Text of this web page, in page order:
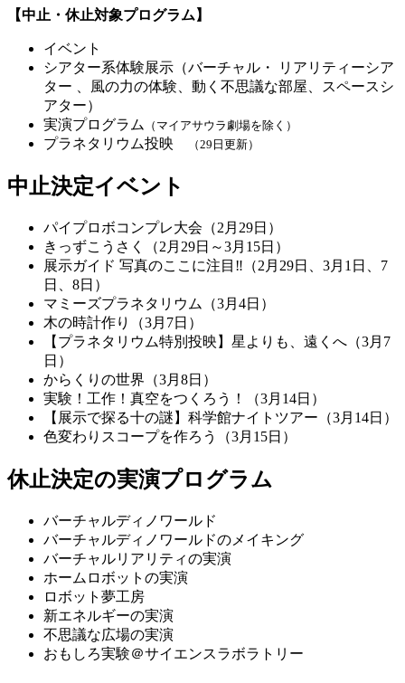
【中止・休止対象プログラム】
イベント
シアター系体験展示（バーチャル・ リアリティーシア
ター 、風の力の体験、動く不思議な部屋、スペースシ
アター）
実演プログラム
（マイアサウラ劇場を除く）
プラネタリウム投映 （29日更新）
中止決定イベント
パイプロボコンプレ大会（2月29日）
きっずこうさく（2月29日～3月15日）
展示ガイド 写真のここに注目‼（2月29日、3月1日、7
日、8日）
マミーズプラネタリウム（3月4日）
木の時計作り（3月7日）
【プラネタリウム特別投映】星よりも、遠くへ（3月7
日）
からくりの世界（3月8日）
実験！工作！真空をつくろう！（3月14日）
【展示で探る十の謎】科学館ナイトツアー（3月14日）
色変わりスコープを作ろう（3月15日）
休止決定の実演プログラム
バーチャルディノワールド
バーチャルディノワールドのメイキング
バーチャルリアリティの実演
ホームロボットの実演
ロボット夢工房
新エネルギーの実演
不思議な広場の実演
おもしろ実験＠サイエンスラボラトリー